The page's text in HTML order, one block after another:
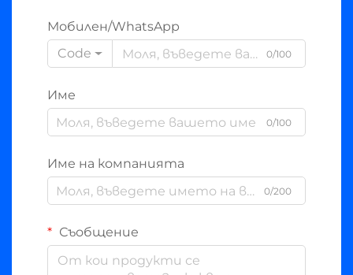
Мобилен/WhatsApp
Code
0/100
Име
0/100
Име на компанията
0/200
Съобщение